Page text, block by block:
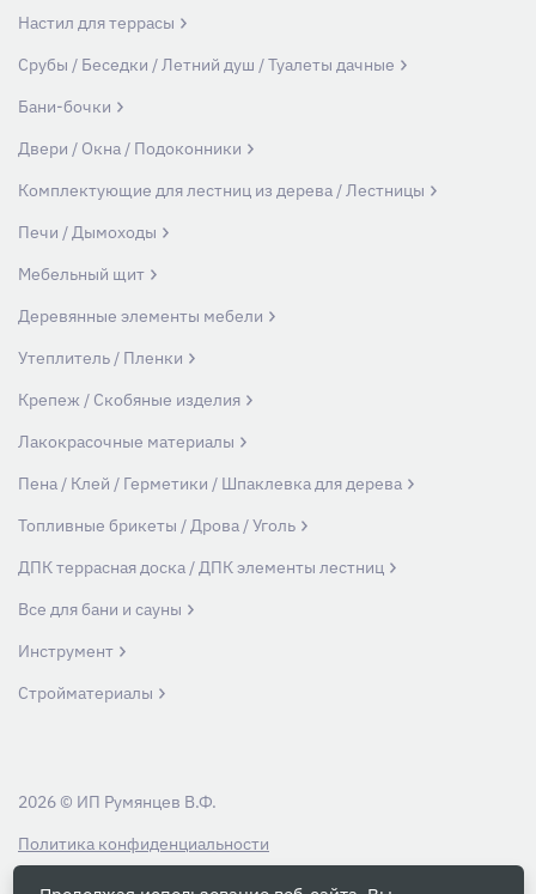
Настил для террасы
Срубы / Беседки / Летний душ / Туалеты дачные
Бани-бочки
Двери / Окна / Подоконники
Комплектующие для лестниц из дерева / Лестницы
Печи / Дымоходы
Мебельный щит
Деревянные элементы мебели
Утеплитель / Пленки
Крепеж / Скобяные изделия
Лакокрасочные материалы
Пена / Клей / Герметики / Шпаклевка для дерева
Топливные брикеты / Дрова / Уголь
ДПК террасная доска / ДПК элементы лестниц
Все для бани и сауны
Инструмент
Стройматериалы
Политика конфиденциальности
2026 © ИП Румянцев В.Ф.